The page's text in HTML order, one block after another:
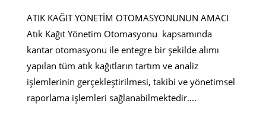
ATIK KAĞIT YÖNETİM OTOMASYONUNUN AMACI
Atık Kağıt Yönetim Otomasyonu kapsamında
kantar otomasyonu ile entegre bir şekilde alımı
yapılan tüm atık kağıtların tartım ve analiz
işlemlerinin gerçekleştirilmesi, takibi ve yönetimsel
raporlama işlemleri sağlanabilmektedir....